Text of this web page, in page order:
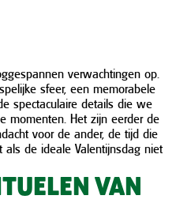
verwachtingen op.
sfeer, een memorabele
spectaculaire details die we
momenten. Het zijn eerder de
voor de ander, de tijd die
de ideale Valentijnsdag niet
VAN